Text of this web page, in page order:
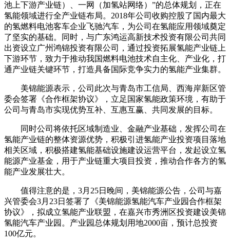
池上下游产业链）、一网（加氢站网络）”的总体规划，正在
氢能领域进行全产业链布局。2018年公司收购控股了国内最大
的氢燃料电池客车企业飞驰汽车，为公司在氢能应用领域奠定
了坚实的基础。同时，与广东鸿运高新技术投资有限公司共同
出资设立广州鸿锦投资有限公司，通过投资拓展氢能产业链上
下游环节，致力于推动我国燃料电池技术自主化、产业化，打
通产业链关键环节，打造具备国际竞争实力的氢能产业集群。
美锦能源表示，公司此次与青岛市工信局、西海岸新区管
委会签署《合作框架协议》，立足国家氢能政策环境，有助于
公司与青岛市实现优势互补、互惠互赢、共同发展的目标。
同时公司将依托区域制造业、金融产业基础，发挥公司在
氢能产业链的整体资源优势，积极引进氢能产业投资项目落地
相关区域，积极搭建氢能基础设施建设运营平台，发起设立氢
能源产业基金，用于产业链重大项目投资，推动合作各方的氢
能产业发展壮大。
值得注意的是，3月25日晚间，美锦能源公告，公司与嘉
兴管委会3月23日签署了《美锦能源氢能汽车产业园合作框架
协议》，拟成立氢能产业联盟，在嘉兴市秀洲区投资建设美锦
氢能汽车产业园。产业园总体规划用地2000亩，预计总投资
100亿元。